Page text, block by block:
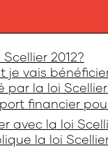
2012?
vais
la loi Scellier
financier
avec la loi
la loi